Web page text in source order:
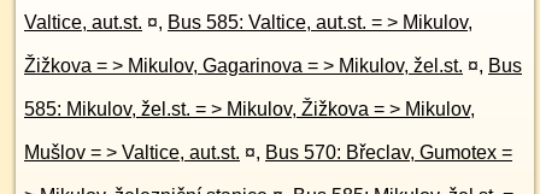
Valtice, aut.st. ¤, Bus 585: Valtice, aut.st. = > Mikulov,
Žižkova = > Mikulov, Gagarinova = > Mikulov, žel.st. ¤, Bus
585: Mikulov, žel.st. = > Mikulov, Žižkova = > Mikulov,
Mušlov = > Valtice, aut.st. ¤, Bus 570: Břeclav, Gumotex =